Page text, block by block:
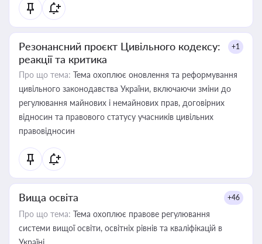
Резонансний проєкт Цивільного кодексу:
реакції та критика
+1
Про що тема: Тема охоплює оновлення та реформування
цивільного законодавства України, включаючи зміни до
регулювання майнових і немайнових прав, договірних
відносин та правового статусу учасників цивільних
правовідносин
Вища освіта +46
Про що тема: Тема охоплює правове регулювання
системи вищої освіти, освітніх рівнів та кваліфікацій в
Україні